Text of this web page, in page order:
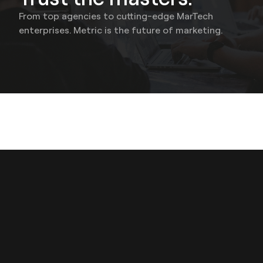
From top agencies to cutting-edge MarTech
enterprises. Metric is the future of marketing.